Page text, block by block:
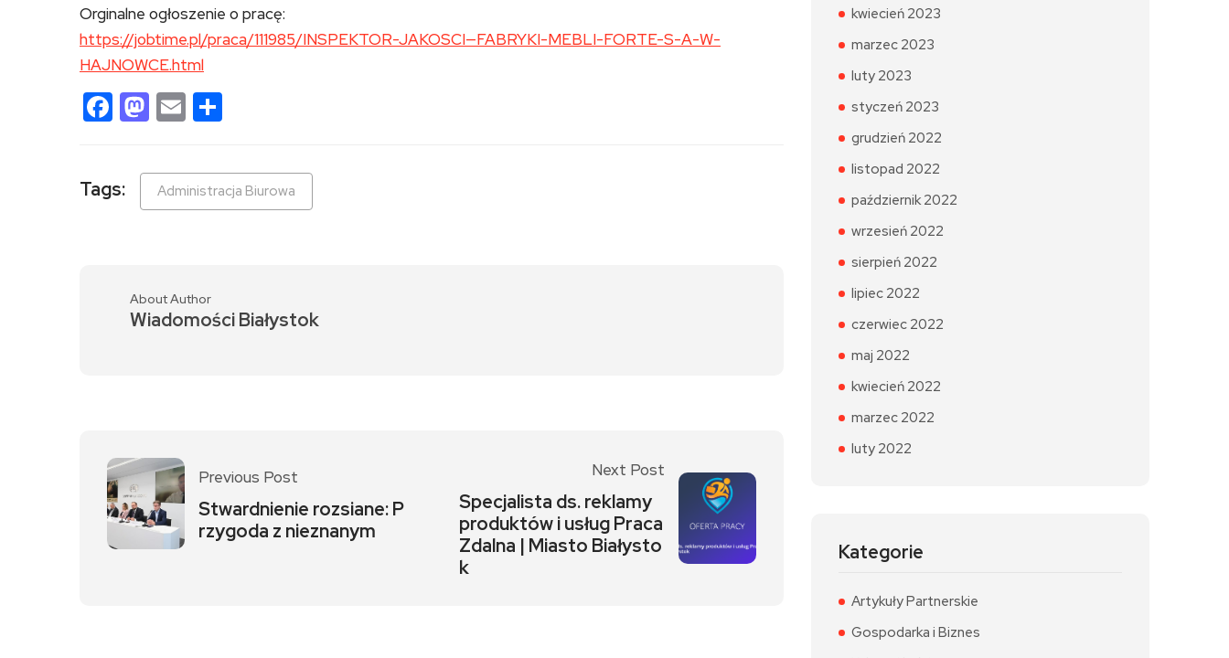
Orginalne ogłoszenie o pracę:
https://jobtime.pl/praca/111985/INSPEKTOR-JAKOSCI—FABRYKI-MEBLI-FORTE-S-A-W-
HAJNOWCE.html
Facebook
Mastodon
Email
Tags: Administracja Biurowa
About Author
Wiadomości Białystok
Previous Post
Stwardnienie rozsiane: P
rzygoda z nieznanym
Next Post
Specjalista ds. reklamy
produktów i usług Praca
Zdalna | Miasto Białysto
k
kwiecień 2023
marzec 2023
luty 2023
styczeń 2023
grudzień 2022
listopad 2022
październik 2022
wrzesień 2022
sierpień 2022
lipiec 2022
czerwiec 2022
maj 2022
kwiecień 2022
marzec 2022
luty 2022
Kategorie
Artykuły Partnerskie
Gospodarka i Biznes